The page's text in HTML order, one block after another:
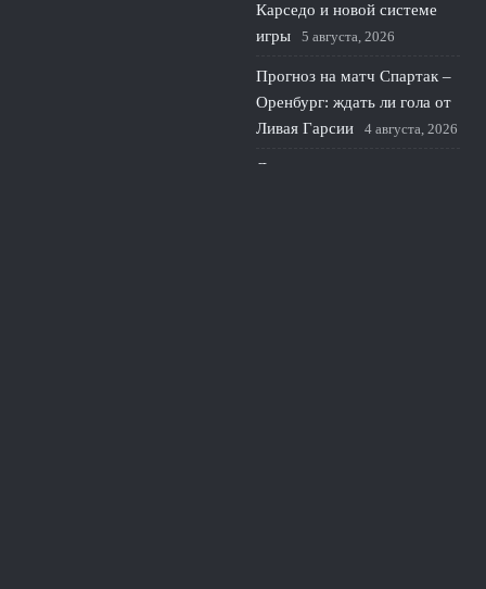
Карседо и новой системе
игры
5 августа, 2026
Прогноз на матч Спартак –
Оренбург: ждать ли гола от
Ливая Гарсии
4 августа, 2026
Локомотив не отпустит